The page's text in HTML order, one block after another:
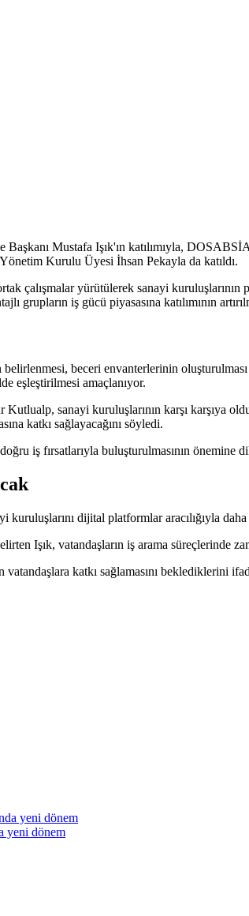
Mustafa Işık'ın katılımıyla,
Kurulu Üyesi İhsan Pekayla da katıldı.
yürütülerek sanayi kuruluşlarının
grupların iş gücü piyasasına katılımının
beceri envanterlerinin
eşleştirilmesi amaçlanıyor.
sanayi kuruluşlarının karşı karşıya
katkı sağlayacağını söyledi.
iş fırsatlarıyla buluşturulmasının önemine
dijital platformlar aracılığıyla
Işık, vatandaşların iş arama
katkı sağlamasını beklediklerini
yeni dönem